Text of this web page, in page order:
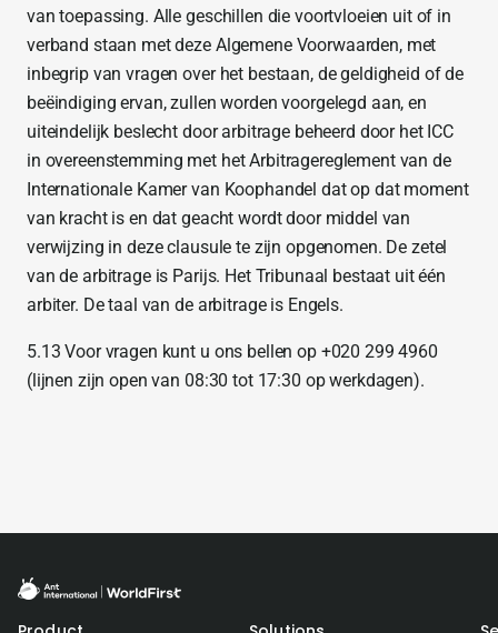
van toepassing. Alle geschillen die voortvloeien uit of in
verband staan met deze Algemene Voorwaarden, met
inbegrip van vragen over het bestaan, de geldigheid of de
beëindiging ervan, zullen worden voorgelegd aan, en
uiteindelijk beslecht door arbitrage beheerd door het ICC
in overeenstemming met het Arbitragereglement van de
Internationale Kamer van Koophandel dat op dat moment
van kracht is en dat geacht wordt door middel van
verwijzing in deze clausule te zijn opgenomen. De zetel
van de arbitrage is Parijs. Het Tribunaal bestaat uit één
arbiter. De taal van de arbitrage is Engels.
5.13 Voor vragen kunt u ons bellen op +020 299 4960
(lijnen zijn open van 08:30 tot 17:30 op werkdagen).